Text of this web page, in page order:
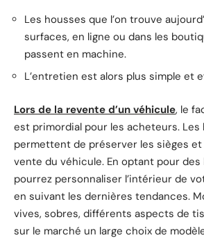
Les housses que l’on trouve
surfaces, en ligne ou dans les
passent en machine.
L’entretien est alors plus simple et
Lors de la revente d’un véhicule, le
est primordial pour les acheteurs. Les
permettent de préserver les sièges
vente du véhicule. En optant pour des
pourrez personnaliser l’intérieur de
en suivant les dernières tendances.
vives, sobres, différents aspects de
sur le marché un large choix de